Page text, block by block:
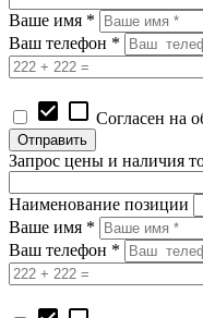
Ваше имя *
Ваш телефон *
check_box check_box_outline_blank Согласен на
Запрос цены и наличия
Наименование позиции
Ваше имя *
Ваш телефон *